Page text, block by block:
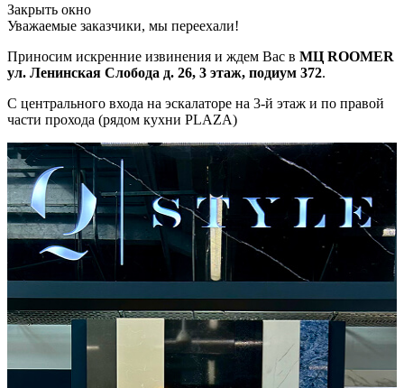
Закрыть окно
Уважаемые заказчики, мы переехали!
Приносим искренние извинения и ждем Вас в МЦ ROOMER
ул. Ленинская Слобода д. 26, 3 этаж, подиум 372.
С центрального входа на эскалаторе на 3-й этаж и по правой
части прохода (рядом кухни PLAZA)